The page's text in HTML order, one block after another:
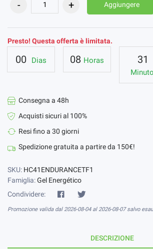
Aggiungere
Presto! Questa offerta è limitata.
00 Dias 08 Horas 31
Consegna a 48h
Acquisti sicuri al 100%
Resi fino a 30 giorni
Spedizione gratuita a partire da 150€!
SKU: HC41ENDURANCETF1
Famiglia:Gel Energético
Condividere:
Promozione valida dal 2026-08-04 al 2026-08-07 salvo
DESCRIZIONE